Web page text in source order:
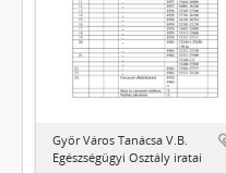
Győr Város Tanácsa V.B.
Egészségügyi Osztály iratai